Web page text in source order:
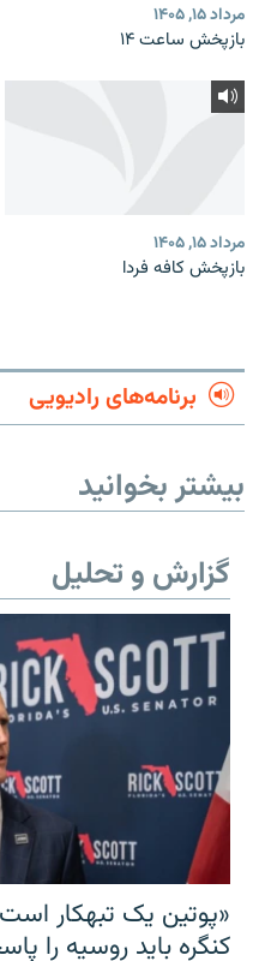
مرداد ۱۵, ۱۴۰۵
بازپخش ساعت ۱۴
مرداد ۱۵, ۱۴۰۵
بازپخش کافه فردا
برنامه‌های رادیویی
بیشتر بخوانید
گزارش و تحلیل
«پوتین یک تبهکار
کنگره باید روسیه را